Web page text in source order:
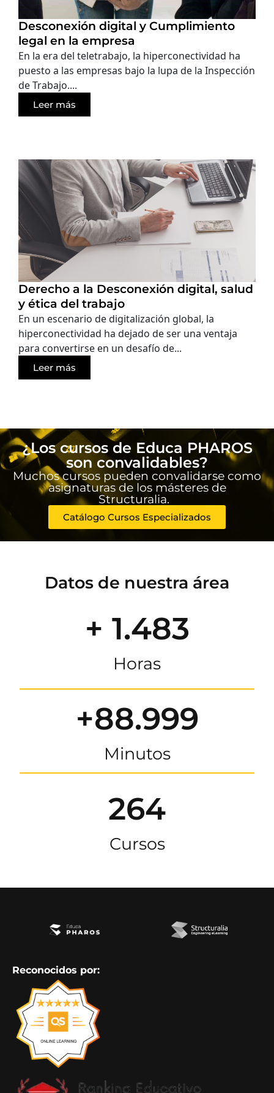
Desconexión digital y Cumplimiento
legal en la empresa
En la era del teletrabajo, la hiperconectividad ha
puesto a las empresas bajo la lupa de la Inspección
de Trabajo....
Leer más
Derecho a la Desconexión digital, salud
y ética del trabajo
En un escenario de digitalización global, la
hiperconectividad ha dejado de ser una ventaja
para convertirse en un desafío de...
Leer más
¿Los cursos de Educa PHAROS
son convalidables?
Muchos cursos pueden convalidarse como
asignaturas de los másteres de
Structuralia.
Catálogo Cursos Especializados
Datos de nuestra área
+ 1.483
Horas
+88.999
Minutos
264
Cursos
Reconocidos por: